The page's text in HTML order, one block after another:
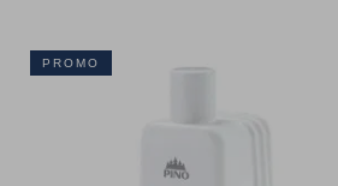
PROMO